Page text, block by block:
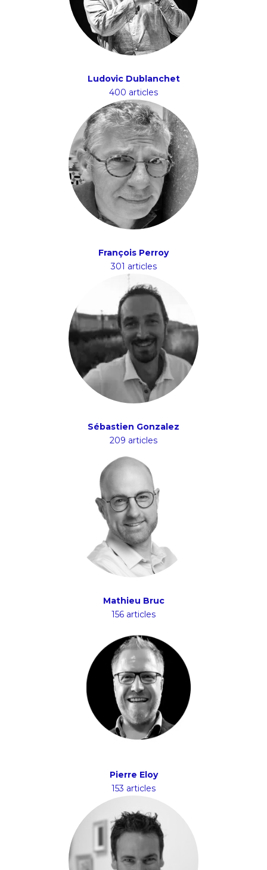
Ludovic Dublanchet
400 articles
François Perroy
301 articles
Sébastien Gonzalez
209 articles
Mathieu Bruc
156 articles
Pierre Eloy
153 articles